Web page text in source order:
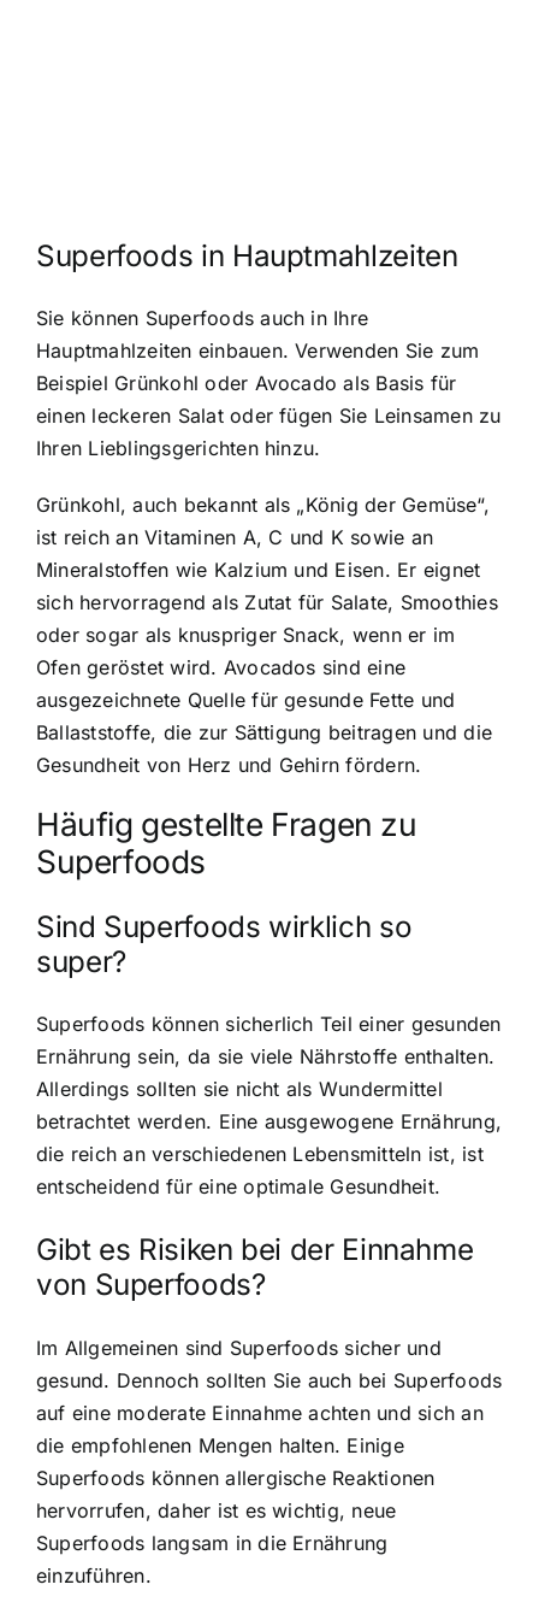
Superfoods in Hauptmahlzeiten
Sie können Superfoods auch in Ihre
Hauptmahlzeiten einbauen. Verwenden Sie zum
Beispiel Grünkohl oder Avocado als Basis für
einen leckeren Salat oder fügen Sie Leinsamen zu
Ihren Lieblingsgerichten hinzu.
Grünkohl, auch bekannt als „König der Gemüse“,
ist reich an Vitaminen A, C und K sowie an
Mineralstoffen wie Kalzium und Eisen. Er eignet
sich hervorragend als Zutat für Salate, Smoothies
oder sogar als knuspriger Snack, wenn er im
Ofen geröstet wird. Avocados sind eine
ausgezeichnete Quelle für gesunde Fette und
Ballaststoffe, die zur Sättigung beitragen und die
Gesundheit von Herz und Gehirn fördern.
Häufig gestellte Fragen zu
Superfoods
Sind Superfoods wirklich so
super?
Superfoods können sicherlich Teil einer gesunden
Ernährung sein, da sie viele Nährstoffe enthalten.
Allerdings sollten sie nicht als Wundermittel
betrachtet werden. Eine ausgewogene Ernährung,
die reich an verschiedenen Lebensmitteln ist, ist
entscheidend für eine optimale Gesundheit.
Gibt es Risiken bei der Einnahme
von Superfoods?
Im Allgemeinen sind Superfoods sicher und
gesund. Dennoch sollten Sie auch bei Superfoods
auf eine moderate Einnahme achten und sich an
die empfohlenen Mengen halten. Einige
Superfoods können allergische Reaktionen
hervorrufen, daher ist es wichtig, neue
Superfoods langsam in die Ernährung
einzuführen.